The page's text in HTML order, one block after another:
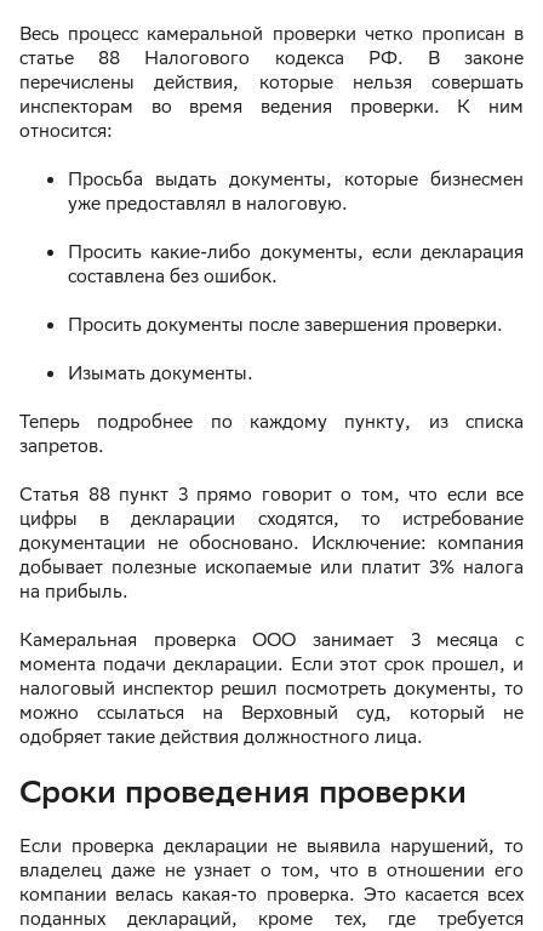
Весь процесс камеральной проверки четко прописан в
статье 88 Налогового кодекса РФ. В законе
перечислены действия, которые нельзя совершать
инспекторам во время ведения проверки. К ним
относится:
Просьба выдать документы, которые бизнесмен
уже предоставлял в налоговую.
Просить какие-либо документы, если декларация
составлена без ошибок.
Просить документы после завершения проверки.
Изымать документы.
Теперь подробнее по каждому пункту, из списка
запретов.
Статья 88 пункт 3 прямо говорит о том, что если все
цифры в декларации сходятся, то истребование
документации не обосновано. Исключение: компания
добывает полезные ископаемые или платит 3% налога
на прибыль.
Камеральная проверка ООО занимает 3 месяца с
момента подачи декларации. Если этот срок прошел, и
налоговый инспектор решил посмотреть документы, то
можно ссылаться на Верховный суд, который не
одобряет такие действия должностного лица.
Сроки проведения проверки
Если проверка декларации не выявила нарушений, то
владелец даже не узнает о том, что в отношении его
компании велась какая-то проверка. Это касается всех
поданных деклараций, кроме тех, где требуется